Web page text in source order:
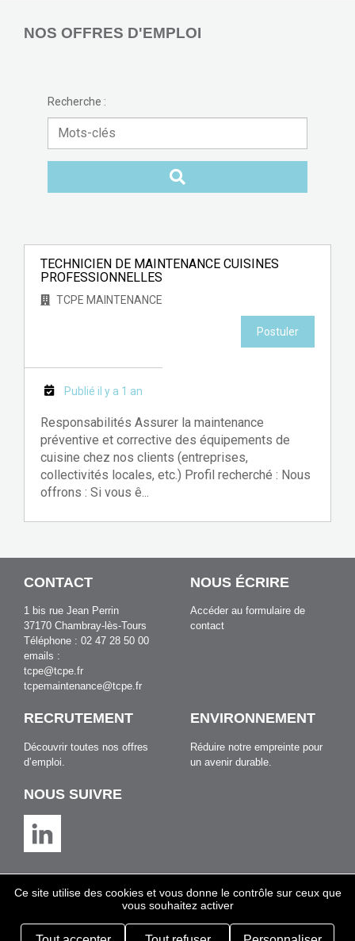
NOS OFFRES D'EMPLOI
Recherche :
clés
TECHNICIEN DE MAINTENANCE CUISINES
PROFESSIONNELLES
TCPE MAINTENANCE
Postuler
Publié il y a 1 an
Responsabilités Assurer la maintenance
préventive et corrective des équipements de
cuisine chez nos clients (entreprises,
collectivités locales, etc.) Profil recherché : Nous
offrons : Si vous ê...
CONTACT
1 bis rue Jean Perrin
37170 Chambray-lès-Tours
Téléphone : 02 47 28 50 00
emails :
tcpe@tcpe.fr
tcpemaintenance@tcpe.fr
NOUS ÉCRIRE
Accéder au formulaire de
contact
RECRUTEMENT
Découvrir toutes nos offres
d’emploi.
ENVIRONNEMENT
Réduire notre empreinte pour
un avenir durable
NOUS SUIVRE
Ce site utilise des cookies et vous donne le contrôle sur ceux que
vous souhaitez activer